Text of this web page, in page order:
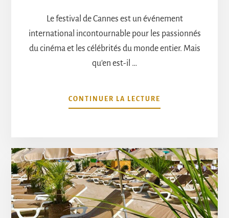
Le festival de Cannes est un événement
international incontournable pour les passionnés
du cinéma et les célébrités du monde entier. Mais
qu'en est-il …
CONTINUER LA LECTURE
PROPOSLES
DU
FESTIVAL
DE
CANNES
2023